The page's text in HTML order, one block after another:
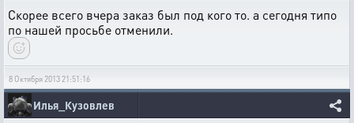
Скорее всего вчера заказ был под кого то. а сегодня типо
по нашей просьбе отменили.
8 Октября 2013 21:51:16
Илья_Кузовлев